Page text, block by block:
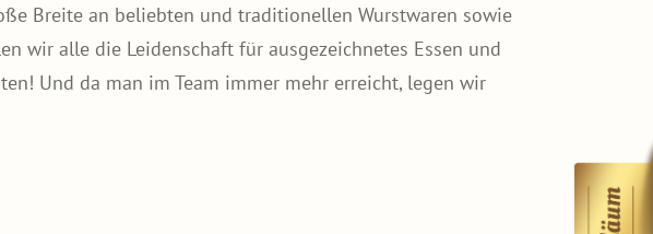
Breite an beliebten und traditionellen Wurstwaren sowie
wir alle die Leidenschaft für ausgezeichnetes Essen und
Und da man im Team immer mehr erreicht, legen wir